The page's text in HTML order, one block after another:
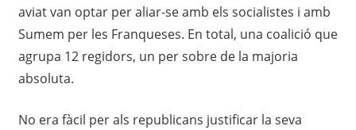
aviat van optar per aliar-se amb els socialistes i amb
Sumem per les Franqueses. En total, una coalició que
agrupa 12 regidors, un per sobre de la majoria
absoluta.
No era fàcil per als republicans justificar la seva